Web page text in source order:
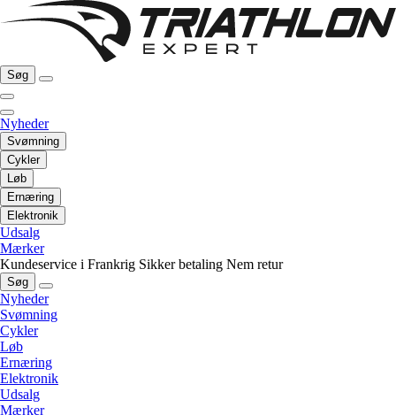
Søg
Nyheder
Svømning
Cykler
Løb
Ernæring
Elektronik
Udsalg
Mærker
Kundeservice i Frankrig Sikker betaling Nem retur
Søg
Nyheder
Svømning
Cykler
Løb
Ernæring
Elektronik
Udsalg
Mærker